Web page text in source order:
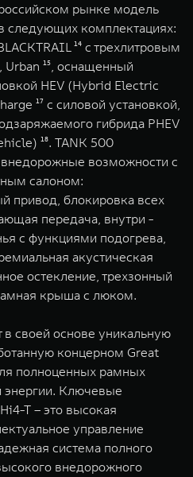
рынке модель
следующих комплектациях:
¹⁴ с трехлитровым
¹⁵, оснащенный
HEV (Hybrid Electric
¹⁷ с силовой установкой,
гибрида PHEV
¹⁸. TANK 500
возможности с
салоном:
привод, блокировка всех
передача, внутри -
с функциями подогрева,
акустическая
остекление, трехзонный
крыша с люком.
своей основе уникальную
концерном Great
полноценных рамных
энергии. Ключевые
T – это высокая
управление
система полного
внедорожного